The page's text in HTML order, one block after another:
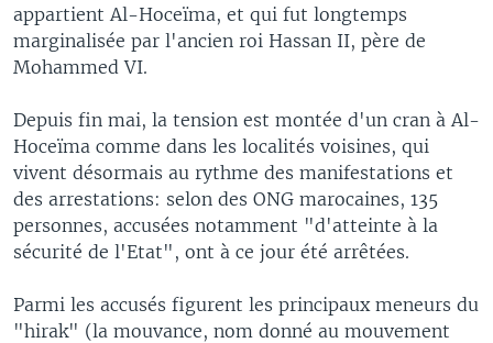
appartient Al-Hoceïma, et qui fut longtemps
marginalisée par l'ancien roi Hassan II, père de
Mohammed VI.
Depuis fin mai, la tension est montée d'un cran à Al-
Hoceïma comme dans les localités voisines, qui
vivent désormais au rythme des manifestations et
des arrestations: selon des ONG marocaines, 135
personnes, accusées notamment "d'atteinte à la
sécurité de l'Etat", ont à ce jour été arrêtées.
Parmi les accusés figurent les principaux meneurs du
"hirak" (la mouvance, nom donné au mouvement